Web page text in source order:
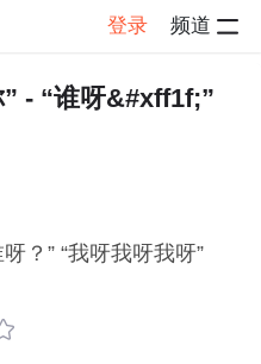
登录 频道
帖子详情
- “谁呀&#xff1f;”
？” “我呀我呀我呀”